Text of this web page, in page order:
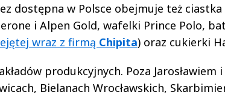
dostępna w Polsce obejmuje też
i Alpen Gold, wafelki Prince Polo,
wraz z firmą Chipita) oraz cukierki
produkcyjnych. Poza Jarosławiem i
Bielanach Wrocławskich,